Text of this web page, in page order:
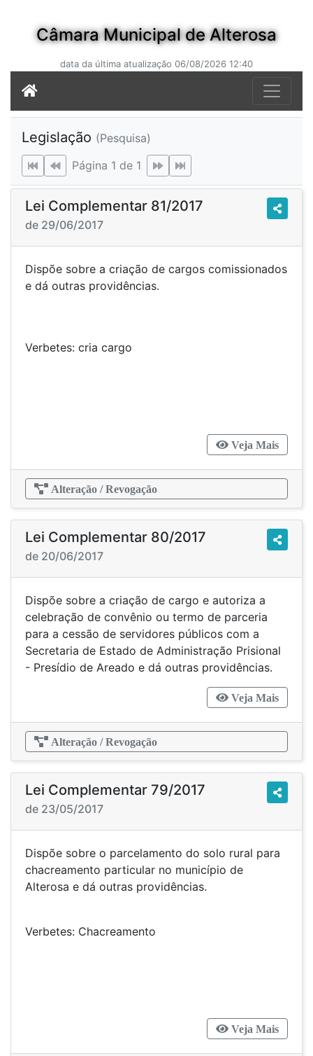
Câmara Municipal de Alterosa
data da última atualização 06/08/2026 12:40
Legislação (Pesquisa)
Página 1 de 1
Lei Complementar 81/2017
de 29/06/2017
Dispõe sobre a criação de cargos comissionados
e dá outras providências.
Verbetes: cria cargo
Veja Mais
Alteração / Revogação
Lei Complementar 80/2017
de 20/06/2017
Dispõe sobre a criação de cargo e autoriza a
celebração de convênio ou termo de parceria
para a cessão de servidores públicos com a
Secretaria de Estado de Administração Prisional
- Presídio de Areado e dá outras providências.
Veja Mais
Alteração / Revogação
Lei Complementar 79/2017
de 23/05/2017
Dispõe sobre o parcelamento do solo rural para
chacreamento particular no município de
Alterosa e dá outras providências.
Verbetes: Chacreamento
Veja Mais